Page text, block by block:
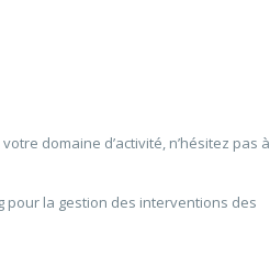
domaine d’activité, n’hésitez pas à
pour la gestion des interventions des